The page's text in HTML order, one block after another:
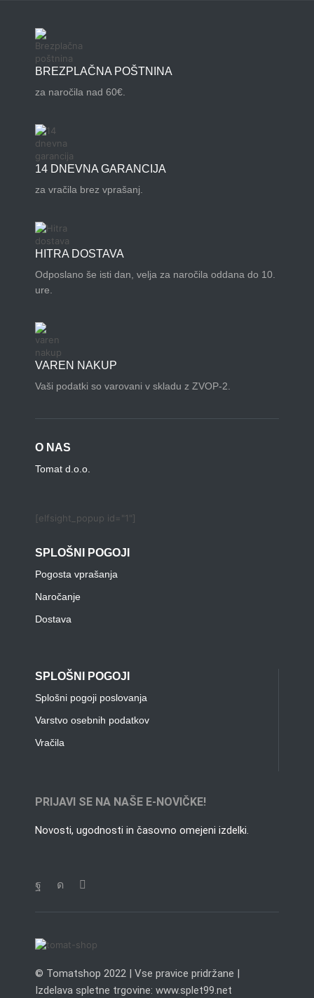
BREZPLAČNA POŠTNINA
za naročila nad 60€.
14 DNEVNA GARANCIJA
za vračila brez vprašanj.
HITRA DOSTAVA
Odposlano še isti dan, velja za naročila oddana do 10.
ure.
VAREN NAKUP
Vaši podatki so varovani v skladu z ZVOP-2.
O NAS
Tomat d.o.o.
[elfsight_popup id="1"]
SPLOŠNI POGOJI
Pogosta vprašanja
Naročanje
Dostava
SPLOŠNI POGOJI
Splošni pogoji poslovanja
Varstvo osebnih podatkov
Vračila
PRIJAVI SE NA NAŠE E-NOVIČKE!
Novosti, ugodnosti in časovno omejeni izdelki.
© Tomatshop 2022 | Vse pravice pridržane |
Izdelava spletne trgovine: www.splet99.net